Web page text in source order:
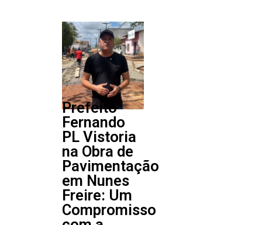
Prefeito
Fernando
PL Vistoria
na Obra de
Pavimentação
em Nunes
Freire: Um
Compromisso